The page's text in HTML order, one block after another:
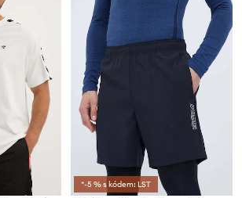
*-5 % s kódem: LST